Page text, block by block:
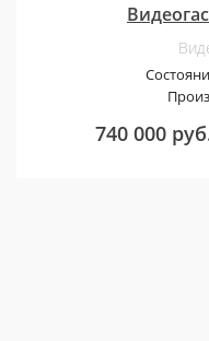
740 000